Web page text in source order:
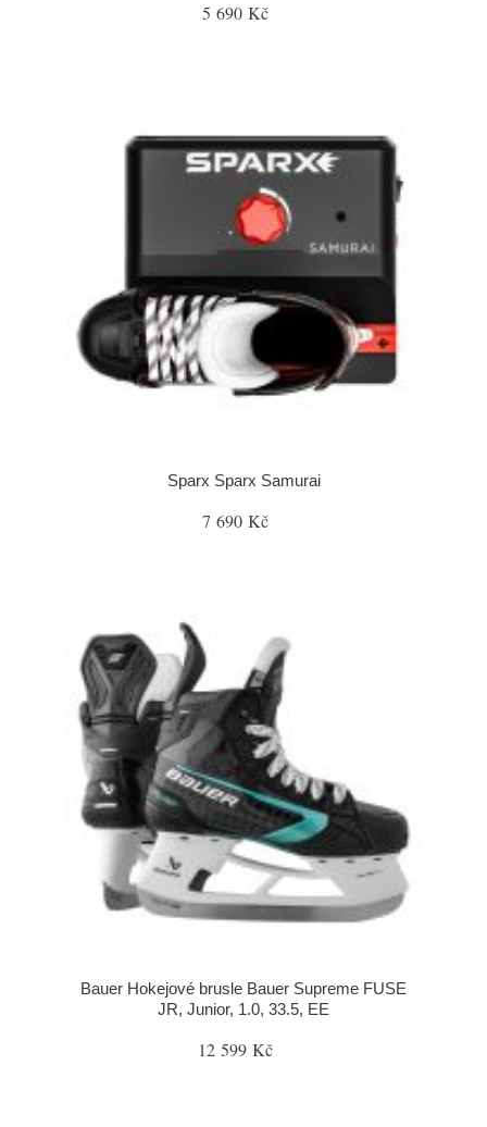
5 690 Kč
Sparx Sparx Samurai
7 690 Kč
Bauer Hokejové brusle Bauer Supreme FUSE
JR, Junior, 1.0, 33.5, EE
12 599 Kč